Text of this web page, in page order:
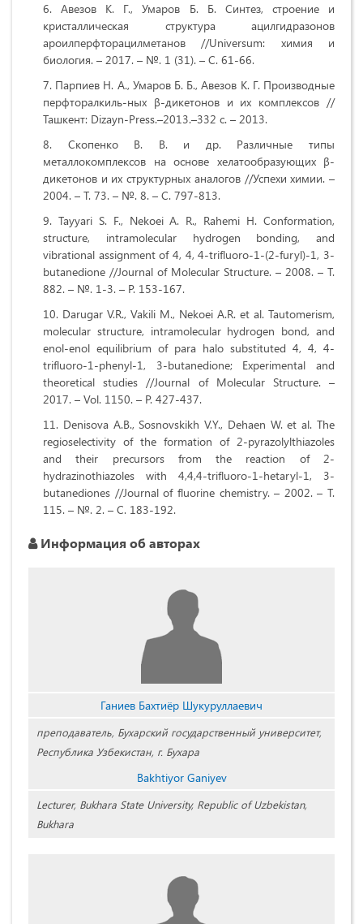
Авезов К. Г., Умаров Б. Б. Синтез, строение и
кристаллическая структура ацилгидразонов
ароилперфторацилметанов //Universum: химия и
биология. – 2017. – №. 1 (31). – С. 61-66.
Парпиев Н. А., Умаров Б. Б., Авезов К. Г. Производные
перфторалкиль-ных β-дикетонов и их комплексов //
Ташкент: Dizayn-Press.–2013.–332 с. – 2013.
Скопенко В. В. и др. Различные типы
металлокомплексов на основе хелатообразующих β-
дикетонов и их структурных аналогов //Успехи химии. –
2004. – Т. 73. – №. 8. – С. 797-813.
Tayyari S. F., Nekoei A. R., Rahemi H. Conformation,
structure, intramolecular hydrogen bonding, and
vibrational assignment of 4, 4, 4-trifluoro-1-(2-furyl)-1, 3-
butanedione //Journal of Molecular Structure. – 2008. – Т.
882. – №. 1-3. – Р. 153-167.
Darugar V.R., Vakili M., Nekoei A.R. et al. Tautomerism,
molecular structure, intramolecular hydrogen bond, and
enol-enol equilibrium of para halo substituted 4, 4, 4-
trifluoro-1-phenyl-1, 3-butanedione; Experimental and
theoretical studies //Journal of Molecular Structure. –
2017. – Vol. 1150. – P. 427-437.
Denisova A.B., Sosnovskikh V.Y., Dehaen W. et al. The
regioselectivity of the formation of 2-pyrazolylthiazoles
and their precursors from the reaction of 2-
hydrazinothiazoles with 4,4,4-trifluoro-1-hetaryl-1, 3-
butanediones //Journal of fluorine chemistry. – 2002. – Т.
115. – №. 2. – С. 183-192.
Информация об авторах
Ганиев Бахтиёр Шукуруллаевич
преподаватель, Бухарский государственный университет,
Республика Узбекистан, г. Бухара
Bakhtiyor Ganiyev
Lecturer, Bukhara State University, Republic of Uzbekistan,
Bukhara